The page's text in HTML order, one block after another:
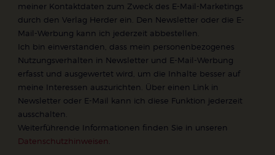
meiner Kontaktdaten zum Zweck des E-Mail-Marketings
durch den Verlag Herder ein. Den Newsletter oder die E-
Mail-Werbung kann ich jederzeit abbestellen.
Ich bin einverstanden, dass mein personenbezogenes
Nutzungsverhalten in Newsletter und E-Mail-Werbung
erfasst und ausgewertet wird, um die Inhalte besser auf
meine Interessen auszurichten. Über einen Link in
Newsletter oder E-Mail kann ich diese Funktion jederzeit
ausschalten.
Weiterführende Informationen finden Sie in unseren
Datenschutzhinweisen